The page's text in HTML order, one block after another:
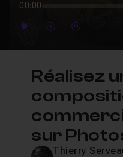
00:00
PlayForwardForward
Réalisez
sur
Thierry